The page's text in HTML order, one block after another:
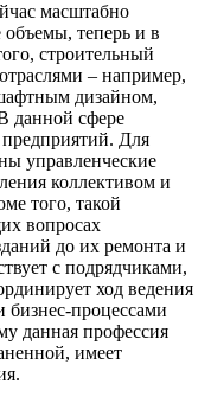
масштабно
объемы, теперь и в
строительный
– например,
дизайном,
данной сфере
предприятий. Для
управленческие
коллективом и
того, такой
вопросах
до их ремонта и
с подрядчиками,
ход ведения
бизнес-процессами
данная профессия
имеет